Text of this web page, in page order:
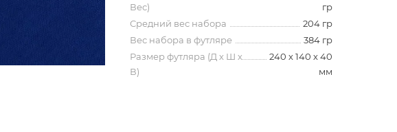
Вес)
гр
Средний вес набора
204 гр
Вес набора в футляре
384 гр
Размер футляра (Д х Ш х
В)
240 х 140 х 40
мм